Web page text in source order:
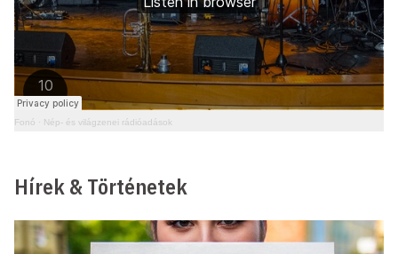
Fonó · Nép- és világzenei rádióadások
Hírek & Történetek